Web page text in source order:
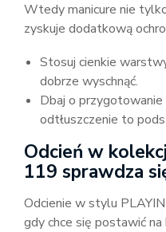
Wtedy manicure nie
zyskuje dodatkową
Stosuj cienkie
dobrze wyschnąć.
Dbaj o przygotowanie
odtłuszczenie to
Odcień w
119 sprawdza
Odcienie w stylu
gdy chce się postawić